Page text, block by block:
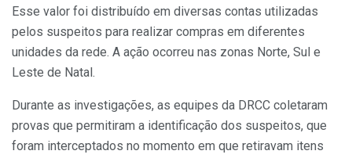
Esse valor foi distribuído em diversas contas utilizadas
pelos suspeitos para realizar compras em diferentes
unidades da rede. A ação ocorreu nas zonas Norte, Sul e
Leste de Natal.
Durante as investigações, as equipes da DRCC coletaram
provas que permitiram a identificação dos suspeitos, que
foram interceptados no momento em que retiravam itens